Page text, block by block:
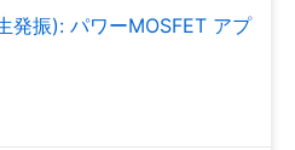
発振): パワーMOSFET アプ